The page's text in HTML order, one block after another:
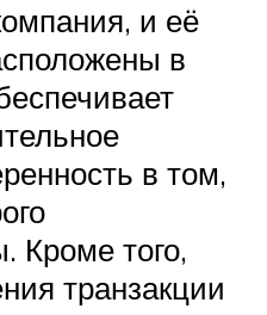
и её
в
в том,
Кроме того,
транзакции